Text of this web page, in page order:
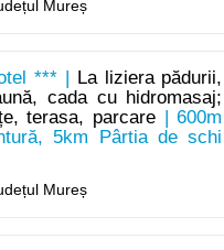
Mureș
*** |
La liziera pădurii,
cada cu hidromasaj;
terasa, parcare | 600m
5km Pârtia de schi
Mureș